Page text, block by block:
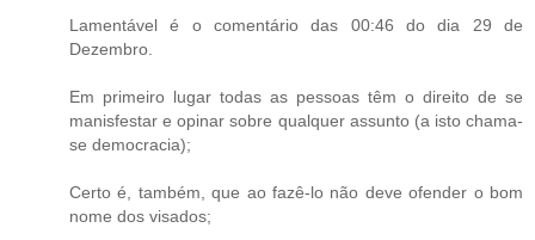
Lamentável é o comentário das 00:46 do dia 29 de
Dezembro.
Em primeiro lugar todas as pessoas têm o direito de se
manisfestar e opinar sobre qualquer assunto (a isto chama-
se democracia);
Certo é, também, que ao fazê-lo não deve ofender o bom
nome dos visados;